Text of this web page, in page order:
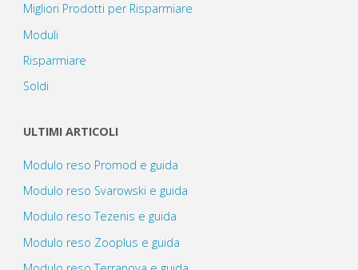
Migliori Prodotti per Risparmiare
Moduli
Risparmiare
Soldi
ULTIMI ARTICOLI
Modulo reso Promod e guida
Modulo reso Svarowski e guida
Modulo reso Tezenis e guida
Modulo reso Zooplus e guida